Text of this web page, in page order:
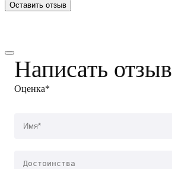
Оставить отзыв
Написать отзыв
Оценка*